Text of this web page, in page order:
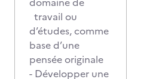
travail ou
d’études, comme
base d’une
pensée originale
- Développer une